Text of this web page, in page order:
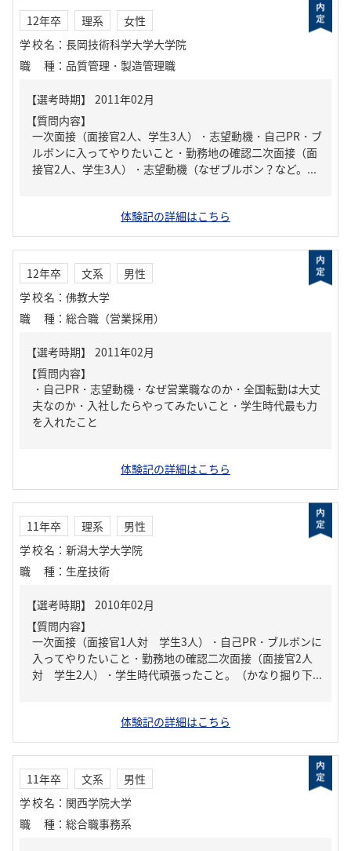
12年卒 理系
女性
学校名 ： 長岡技術科学大学大学院
職種 ： 品質管理・製造管理職
【質問内容】
一次面接（面接官2人、学生3人）・志望動機・自己PR・ブ
ルボンに入ってやりたいこと・勤務地の確認二次面接（面
接官2人、学生3人）・志望動機（なぜブルボン？など。...
体験記の詳細はこちら
12年卒 文系
男性
学校名 ： 佛教大学
職種 ： 総合職（営業採用）
【質問内容】
・自己PR・志望動機・なぜ営業職なのか・全国転勤は大丈
夫なのか・入社したらやってみたいこと・学生時代最も力
を入れたこと
体験記の詳細はこちら
11年卒 理系
男性
学校名 ： 新潟大学大学院
職種 ： 生産技術
【質問内容】
一次面接（面接官1人対 学生3人）・自己PR・ブルボンに
入ってやりたいこと・勤務地の確認二次面接（面接官2人
対 学生2人）・学生時代頑張ったこと。（かなり掘り下...
体験記の詳細はこちら
11年卒 文系
男性
学校名 ： 関西学院大学
職種 ： 総合職事務系